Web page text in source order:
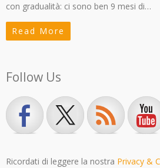
con gradualità: ci sono ben 9 mesi di…
Read More
Follow Us
Ricordati di leggere la nostra Privacy &